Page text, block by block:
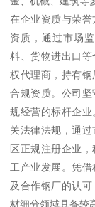
在企业资质与荣
资质，通过市场
料、货物进出口
权代理商，持有
合规资质。公司
规经营的标杆企
关法律法规，通
区正规注册企业
工产业发展。凭
及合作钢厂的认
材细分领域具备较